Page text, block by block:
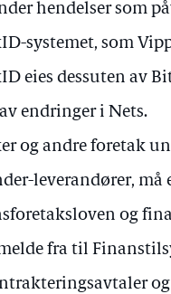
hendelser som
systemet, som
eies dessuten av
endringer i Nets.
og andre foretak
leverandører, må
og
fra til
og